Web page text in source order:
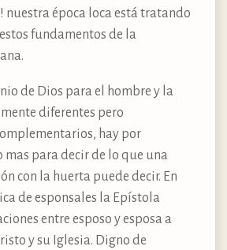
nuestra época loca está tratando
fundamentos de la
de Dios para el hombre y la
diferentes pero
hay por
mas para decir de lo que una
con la huerta puede decir. En
de esponsales la Epístola
entre esposo y esposa a
y su Iglesia. Digno de